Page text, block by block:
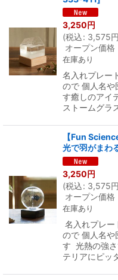
3,250円
(税込: 3,575円
オープン価格
在庫あり
名入れプレー
ので 個人名や
す癒しのアイ
ストームグ
【Fun
光で羽がまわ
3,250円
(税込: 3,575円
オープン価格
在庫あり
名入れプレー
ので 個人名や
す 光熱の強
テリアにピッ